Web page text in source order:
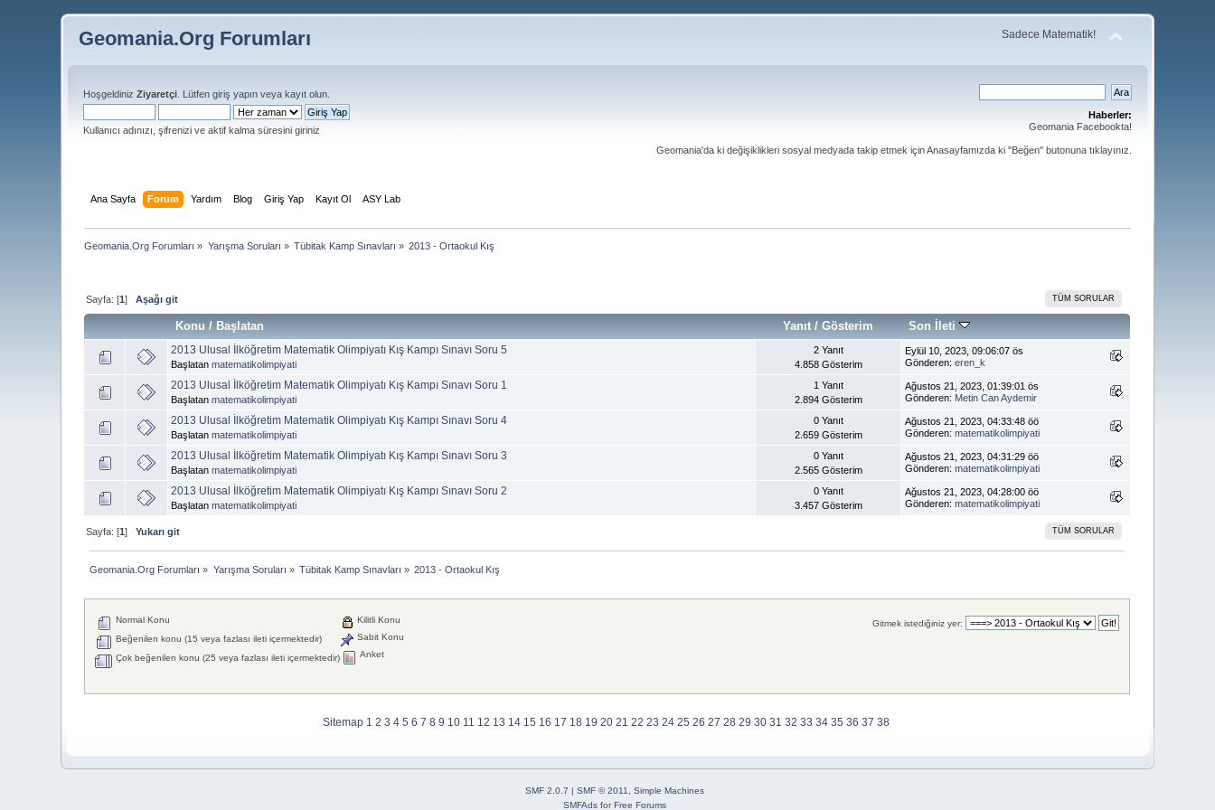
Geomania.Org Forumları Sadece Matematik!
HoşgeldinizZiyaretçi . Lütfengiriş yapın veyakayıt olun
Kullanıcı adınızı, şifrenizi ve aktif kalma süresini giriniz
Haberler:
Geomania Facebookta!
Geomania'da ki değişiklikleri sosyal medyada takip etmek için Anasayfamızda ki "Beğen" butonuna tıklayınız.
Ana Sayfa Forum Yardım Blog Giriş Yap Kayıt Ol ASY Lab
Geomania.Org Forumları » Yarışma Soruları » Tübitak Kamp Sınavları » 2013 - Ortaokul Kış
Sayfa: [1]Aşağı git TÜM SORULAR
Konu /Başlatan Yanıt/ Gösterim Son İleti
2013 Ulusal İlköğretim Matematik Olimpiyatı Kış Kampı Sınavı Soru 5
Başlatanmatematikolimpiyati
2 Yanıt
4.858 Gösterim
Eylül 10, 2023, 09:06:07 ös
Gönderen:eren_k
2013 Ulusal İlköğretim Matematik Olimpiyatı Kış Kampı Sınavı Soru 1
Başlatanmatematikolimpiyati
1 Yanıt
2.894 Gösterim
Ağustos 21, 2023, 01:39:01 ös
Gönderen: Metin Can Aydemir
2013 Ulusal İlköğretim Matematik Olimpiyatı Kış Kampı Sınavı Soru 4
Başlatanmatematikolimpiyati
0 Yanıt
2.659 Gösterim
Ağustos 21, 2023, 04:33:48 öö
Gönderen:matematikolimpiyati
2013 Ulusal İlköğretim Matematik Olimpiyatı Kış Kampı Sınavı Soru 3
Başlatanmatematikolimpiyati
0 Yanıt
2.565 Gösterim
Ağustos 21, 2023, 04:31:29 öö
Gönderen:matematikolimpiyati
2013 Ulusal İlköğretim Matematik Olimpiyatı Kış Kampı Sınavı Soru 2
Başlatanmatematikolimpiyati
0 Yanıt
3.457 Gösterim
Ağustos 21, 2023, 04:28:00 öö
Gönderen:matematikolimpiyati
TÜM SORULAR
Sayfa: [1]Yukarı git
Geomania.Org Forumları » Yarışma Soruları » Tübitak Kamp Sınavları » 2013 - Ortaokul Kış
Gitmek istediğiniz yer:
Normal Konu
Beğenilen konu (15 veya fazlası ileti içermektedir)
Çok beğenilen konu (25 veya fazlası ileti içermektedir)
Kilitli Konu
Sabit Konu
Anket
Sitemap 1 2 3 4 5 6 7 8 9 10 11 12 13 14 15 16 17 18 19 20 21 22 23 24 25 26 27 28 29 30 31 32 33 34 35 36 37 38
SMF 2.0.7 | SMF © 2011
Simple Machines
SMFAdsforFree Forums